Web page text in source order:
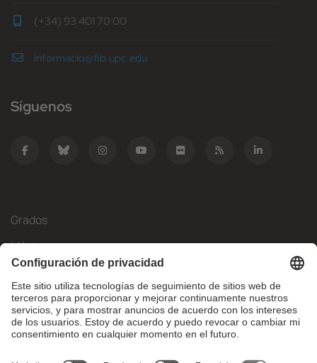
(+34) 93 401 70 00
informacio@fib.upc.edu
Síguenos
Grados
Másteres
Movilidad Internacional
Investigación
Empresa